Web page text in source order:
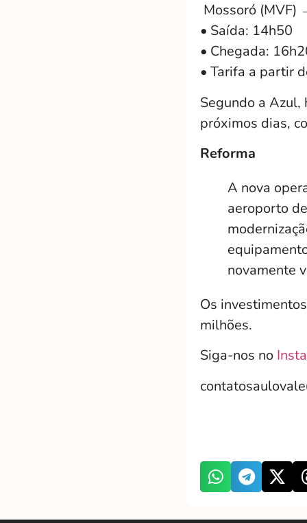
Mossoró (MVF)
• Saída: 14h50
• Chegada:
• Tarifa a partir
Segundo a
próximos dias,
Reforma
A nova
aeroporto
novamente
Os
milhões.
Siga-nos no